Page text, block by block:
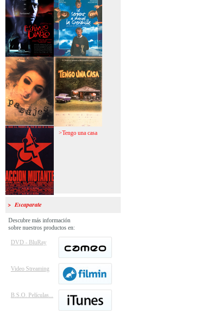
>El espinazo del
diablo
>A trabajar!
>Pasajes >Tengo una casa
>Acción mutante
> Escaparate
Descubre más información
sobre nuestros productos en:
DVD - BluRay
Video Streaming
B.S.O. Películas...